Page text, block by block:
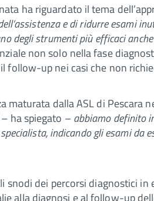
ha riguardato il tema
e di ridurre esami
degli strumenti più efficaci
non solo nella fase
follow-up nei casi che non
maturata dalla ASL di
– ha spiegato –abbiamo definito
indicando gli esami
dei percorsi diagnostici
alla diagnosi e al follow-up